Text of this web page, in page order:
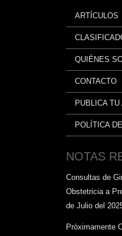
ARTÍCULOS
QUIÉNES
CONTACTO
PUBLICA TU
POLÍTICA
NOTAS
Consultas de
Obstetricia a
de Julio del
Próximamente